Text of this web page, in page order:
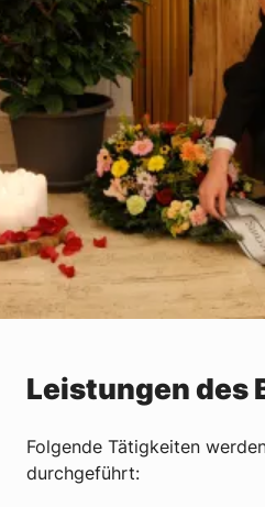
Leistungen des
Folgende Tätigkeiten
durchgeführt: